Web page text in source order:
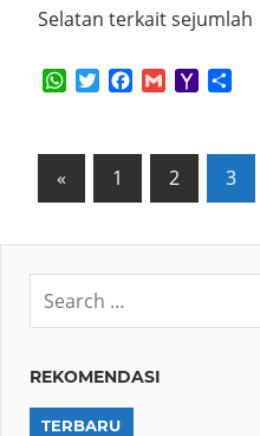
Selatan terkait sejumlah
WhatsApp
TwitterFacebook
GmailYahoo
Posts
« Previous
Posts
1 2 3
REKOMENDASI
TERBARU